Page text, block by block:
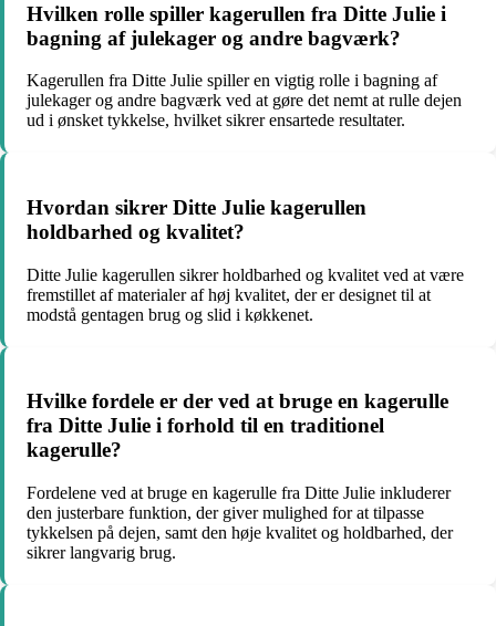
Hvilken rolle spiller kagerullen fra Ditte Julie i
bagning af julekager og andre bagværk?
Kagerullen fra Ditte Julie spiller en vigtig rolle i bagning af
julekager og andre bagværk ved at gøre det nemt at rulle dejen
ud i ønsket tykkelse, hvilket sikrer ensartede resultater.
Hvordan sikrer Ditte Julie kagerullen
holdbarhed og kvalitet?
Ditte Julie kagerullen sikrer holdbarhed og kvalitet ved at være
fremstillet af materialer af høj kvalitet, der er designet til at
modstå gentagen brug og slid i køkkenet.
Hvilke fordele er der ved at bruge en kagerulle
fra Ditte Julie i forhold til en traditionel
kagerulle?
Fordelene ved at bruge en kagerulle fra Ditte Julie inkluderer
den justerbare funktion, der giver mulighed for at tilpasse
tykkelsen på dejen, samt den høje kvalitet og holdbarhed, der
sikrer langvarig brug.